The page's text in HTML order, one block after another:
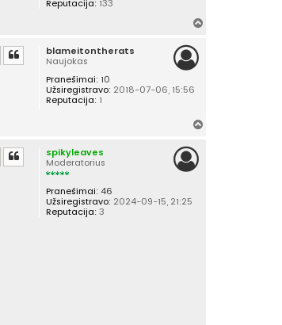
Reputacija: 133
blameitontherats
Naujokas
Pranešimai: 10
Užsiregistravo: 2018-07-06, 15:56
Reputacija: 1
spikyleaves
Moderatorius
Pranešimai: 46
Užsiregistravo: 2024-09-15, 21:25
Reputacija: 3